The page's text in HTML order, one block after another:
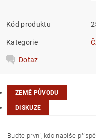
Kód produktu
Kategorie
Dotaz
ZEMĚ PŮVODU
DISKUZE
Buďte první, kdo napíše